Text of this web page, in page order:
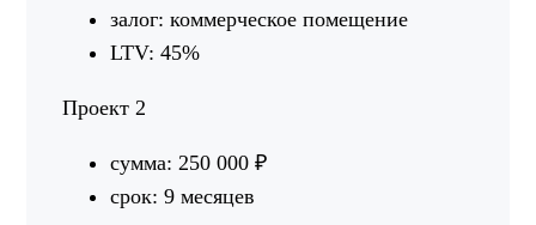
залог: коммерческое помещение
LTV: 45%
Проект 2
сумма: 250 000 ₽
срок: 9 месяцев